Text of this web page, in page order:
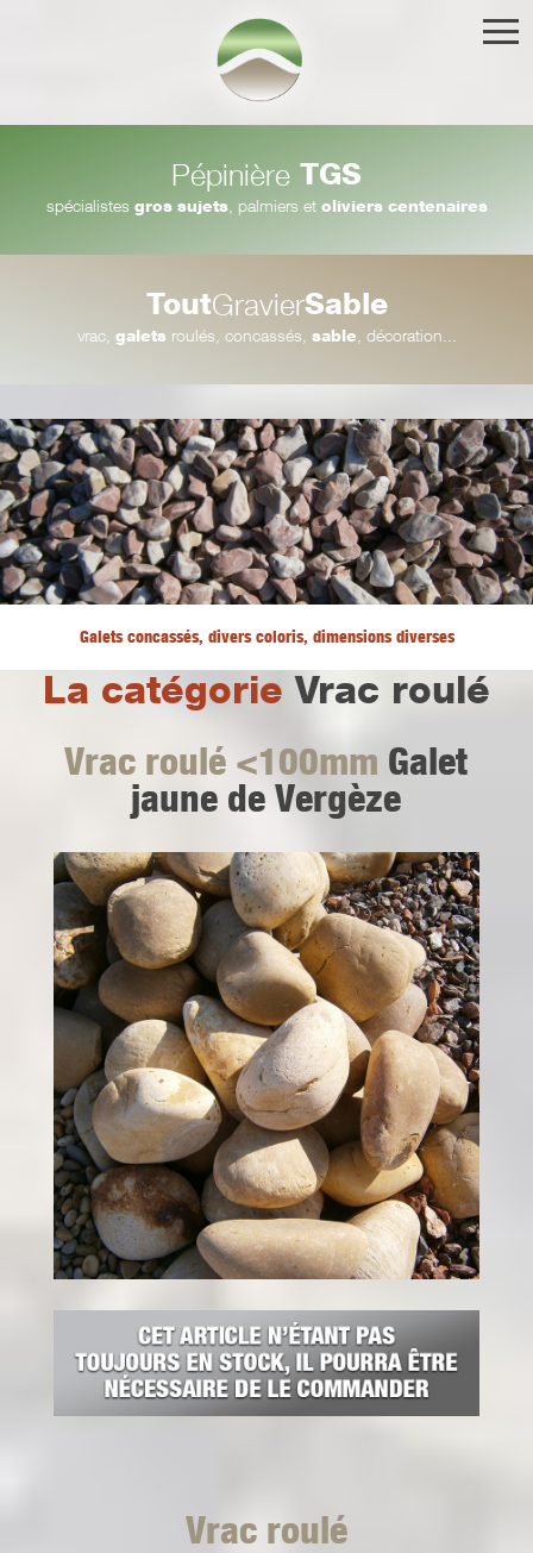
Pépinière TGS
spécialistes gros sujets, palmiers et oliviers centenaires
ToutGravierSable
vrac, galetsroulés, concassés, sable , décoration...
Galets concassés, divers coloris, dimensions diverses
La catégorieVrac roulé
Vrac roulé <100mm Galet
jaune de Vergèze
Vrac roulé